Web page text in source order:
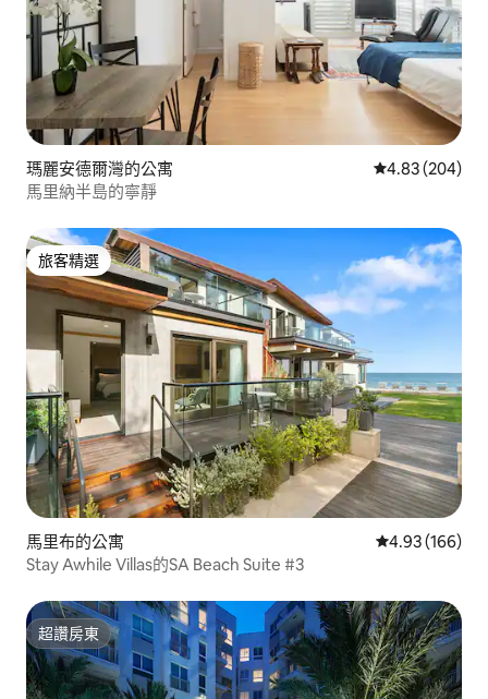
瑪麗安德爾灣的公寓 從 204 則評價
4.83 (204)
馬里納半島的寧靜
旅客精選
旅客精選
馬里布的公寓 從 166 則評價
4.93 (166)
Stay Awhile Villas的SA Beach Suite #3
超讚房東
超讚房東